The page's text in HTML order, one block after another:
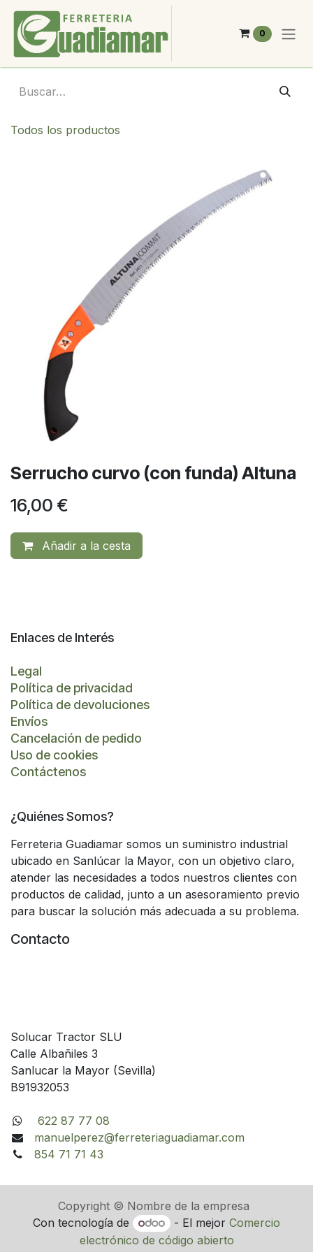
Ir al contenido
0
Todos los productos
Serrucho curvo (con funda) Altuna
16,00 €
Añadir a la cesta
Enlaces de Interés
Legal
Política de privacidad
Política de devoluciones
Envíos
Cancelación de pedido
Uso de cookies
Contáctenos
¿Quiénes Somos?
Ferreteria Guadiamar somos un suministro industrial
ubicado en Sanlúcar la Mayor, con un objetivo claro,
atender las necesidades a todos nuestros clientes con
productos de calidad, junto a un asesoramiento previo
para buscar la solución más adecuada a su problema.
Contacto
Solucar Tractor SLU
Calle Albañiles 3
Sanlucar la Mayor (Sevilla)
B91932053
622 87 77 08
manuelperez@ferreteriaguadiamar.com
854 71 71 43
Copyright © Nombre de la empresa
Con tecnología de
- El mejorComercio
electrónico de código abierto